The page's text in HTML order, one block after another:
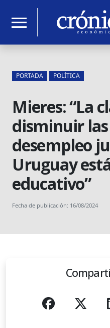
menu
PORTADA POLÍTICA
Mieres: “La
disminuir las
desempleo
Uruguay
educativo”
Fecha de publicación: 16/08/2024